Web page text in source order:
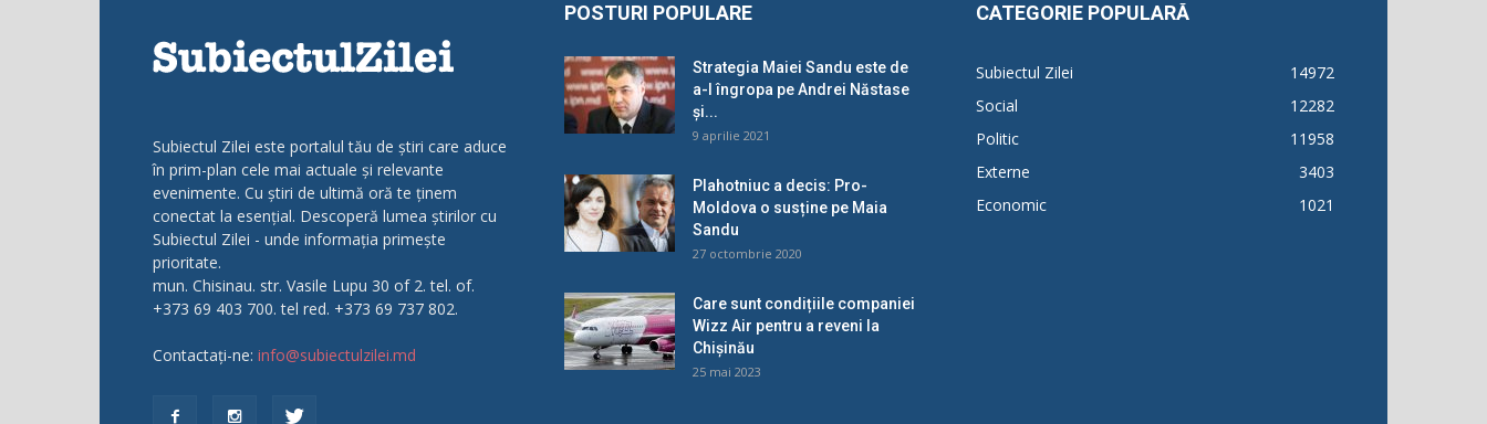
Subiectul Zilei este portalul tău de știri care aduce
în prim-plan cele mai actuale și relevante
evenimente. Cu știri de ultimă oră te ținem
conectat la esențial. Descoperă lumea știrilor cu
Subiectul Zilei - unde informația primește
prioritate.
mun. Chisinau. str. Vasile Lupu 30 of 2. tel. of.
+373 69 403 700. tel red. +373 69 737 802.
Contactați-ne: info@subiectulzilei.md
POSTURI POPULARE
Strategia Maiei Sandu este de
a-l îngropa pe Andrei Năstase
și...
9 aprilie 2021
Plahotniuc a decis: Pro-
Moldova o susține pe Maia
Sandu
27 octombrie 2020
Care sunt condițiile companiei
Wizz Air pentru a reveni la
Chișinău
25 mai 2023
CATEGORIE POPULARĂ
Subiectul Zilei
14972
Social
12282
Politic
11958
Externe
3403
Economic
1021